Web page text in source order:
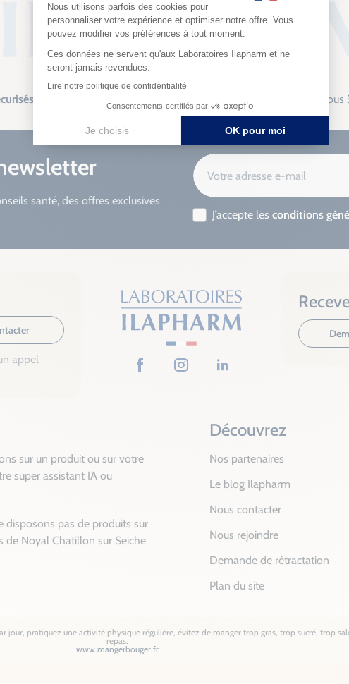
française Livraison sous
santé, des offres exclusives
J’accepte les conditions
appel
FacebookInstagramLinkedIn
sur un produit ou sur votre
super assistant IA ou
disposons pas de produits sur
de Noyal Chatillon sur Seiche
Découvrez
Nos partenaires
Le blog Ilapharm
Nous contacter
Nous rejoindre
Demande de rétractation
Plan du site
jour, pratiquez une activité physique régulière, évitez de manger trop gras, trop sucré, trop
repas.
www.mangerbouger.fr